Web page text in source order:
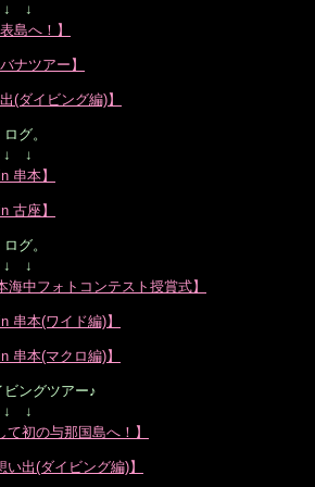
↓
島へ！】
ナツアー】
(ダイビング編)】
グ。
↓
串本】
古座】
グ。
↓
中フォトコンテスト授賞式】
串本(ワイド編)】
串本(マクロ編)】
ングツアー♪
↓
初の与那国島へ！】
出(ダイビング編)】